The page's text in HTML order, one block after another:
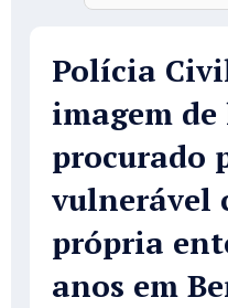
Polícia
imagem
procurado
vulnerável
própria
anos em